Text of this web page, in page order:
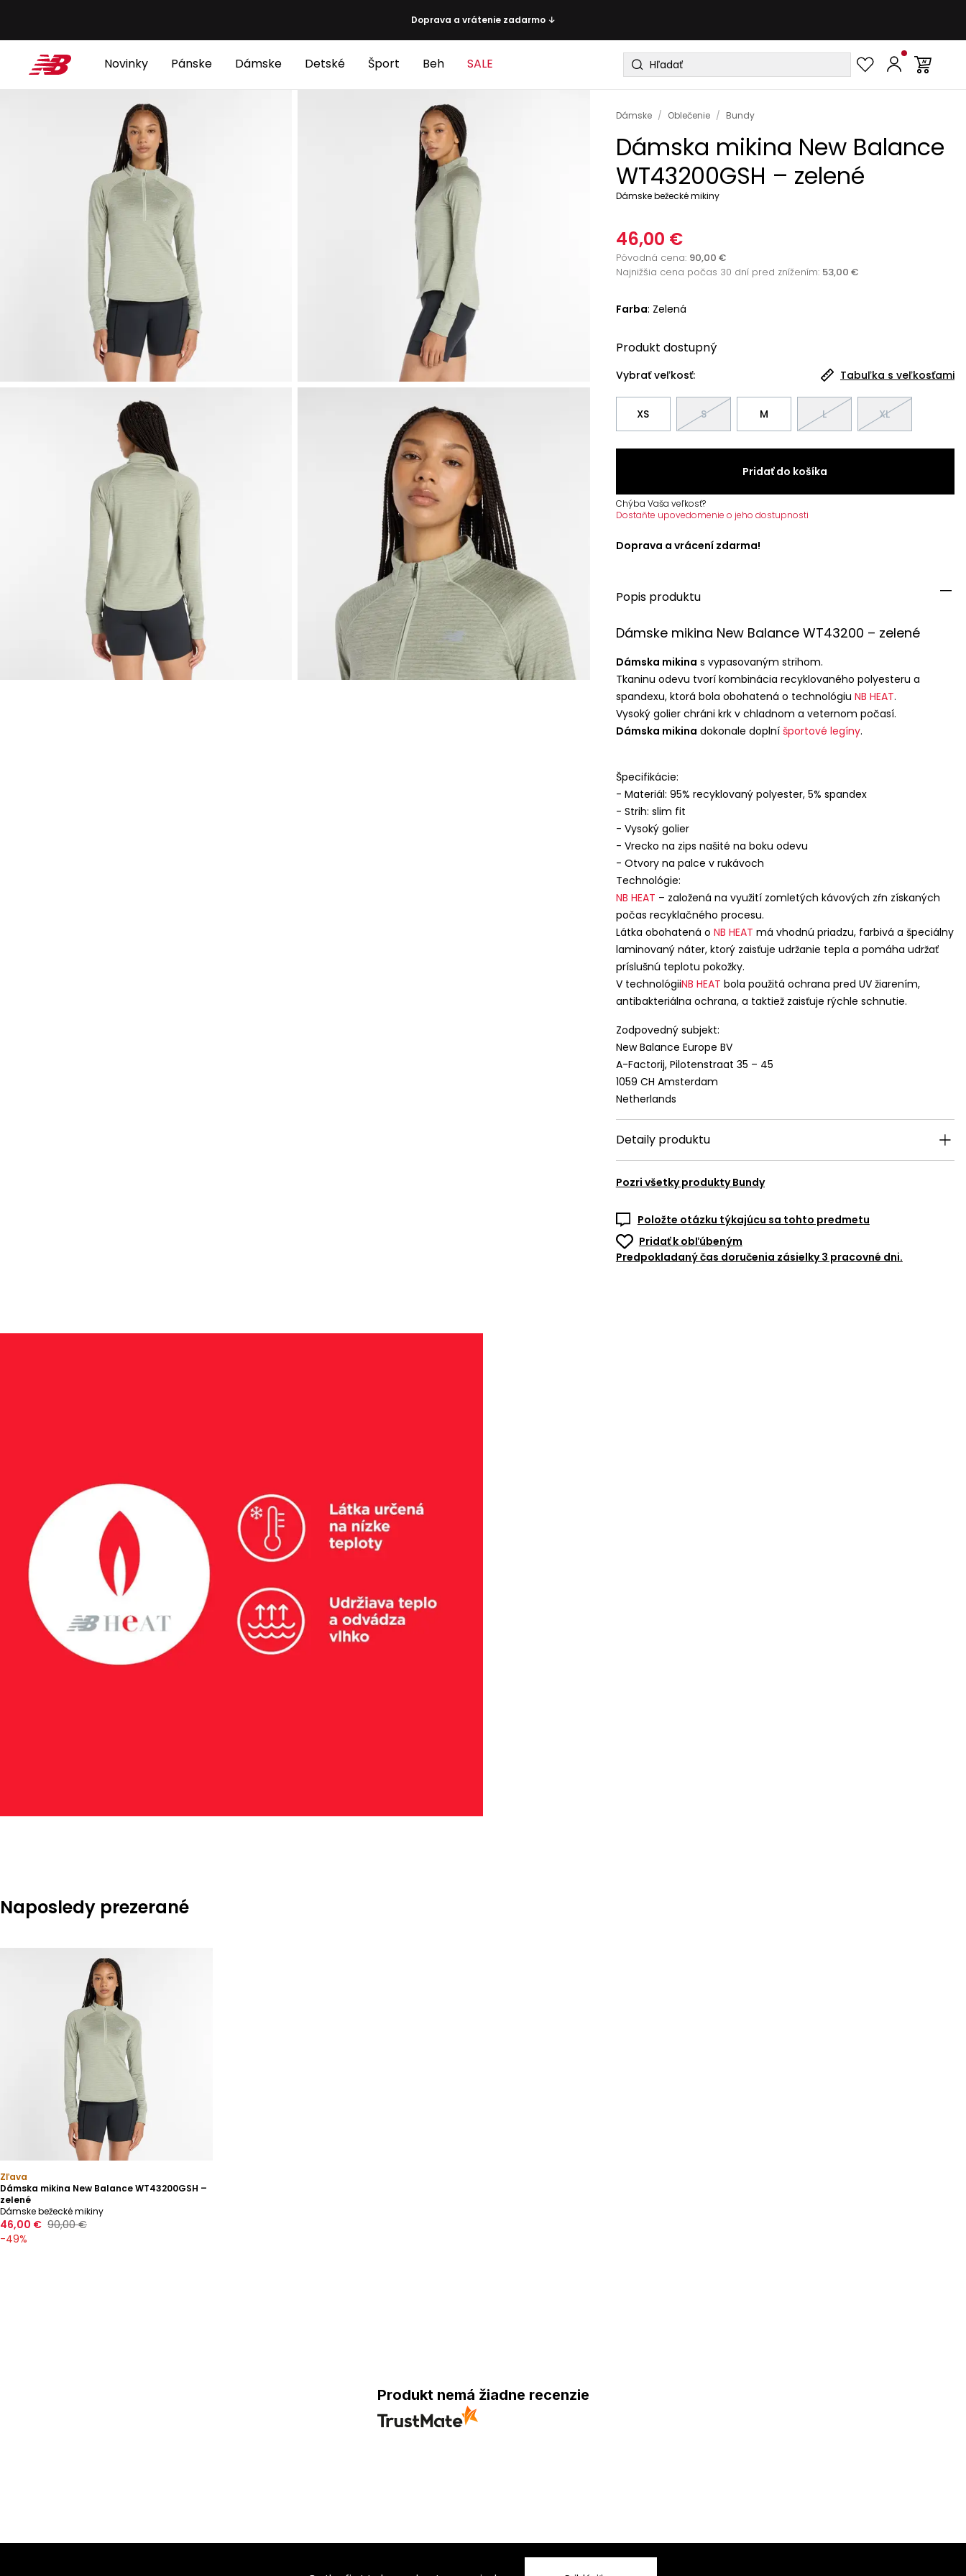
Doprava a vrátenie zadarmo ↓
Novinky Pánske Dámske Detské Šport Beh SALE
Dámske / Oblečenie / Bundy
Dámska mikina New Balance
WT43200GSH – zelené
Dámske bežecké mikiny
46,00 €
Pôvodná cena: 90,00 €
Najnižšia cena počas 30 dní pred znížením: 53,00 €
Farba: Zelená
Produkt dostupný
Vybrať veľkosť: Tabuľka s veľkosťami
XS S M L XL
Pridať do košíka
Chýba Vaša veľkosť?
Dostaňte upovedomenie o jeho dostupnosti
Doprava a vrácení zdarma!
Popis produktu
Dámske mikina New Balance WT43200 – zelené
Dámska mikina s vypasovaným strihom.
Tkaninu odevu tvorí kombinácia recyklovaného polyesteru a
spandexu, ktorá bola obohatená o technológiu NB HEAT.
Vysoký golier chráni krk v chladnom a veternom počasí.
Dámska mikina dokonale doplní športové legíny.
Špecifikácie:
- Materiál: 95% recyklovaný polyester, 5% spandex
- Strih: slim fit
- Vysoký golier
- Vrecko na zips našité na boku odevu
- Otvory na palce v rukávoch
Technológie:
NB HEAT – založená na využití zomletých kávových zŕn získaných
počas recyklačného procesu.
Látka obohatená o NB HEAT má vhodnú priadzu, farbivá a špeciálny
laminovaný náter, ktorý zaisťuje udržanie tepla a pomáha udržať
príslušnú teplotu pokožky.
V technológiiNB HEAT bola použitá ochrana pred UV žiarením,
antibakteriálna ochrana, a taktiež zaisťuje rýchle schnutie.
Zodpovedný subjekt:
New Balance Europe BV
A-Factorij, Pilotenstraat 35 – 45
1059 CH Amsterdam
Netherlands
Detaily produktu
Pozri všetky produkty Bundy
Položte otázku týkajúcu sa tohto predmetu
Pridať k obľúbeným
Predpokladaný čas doručenia zásielky 3 pracovné dni.
Naposledy prezerané
Zľava
Dámska mikina New Balance WT43200GSH –
zelené
Dámske bežecké mikiny
46,00 € 90,00 €
-49%
Produkt nemá žiadne recenzie